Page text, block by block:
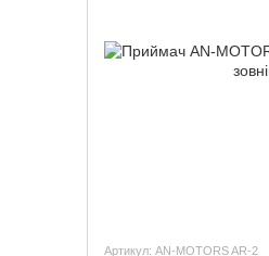
Артикул: AN-MOTORS AR-2